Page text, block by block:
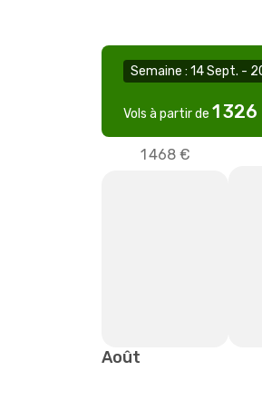
Semaine : 14 Sept. -
Vols à partir de 1
1 468 €
Août